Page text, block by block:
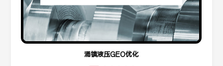
涌镇液压GEO优化